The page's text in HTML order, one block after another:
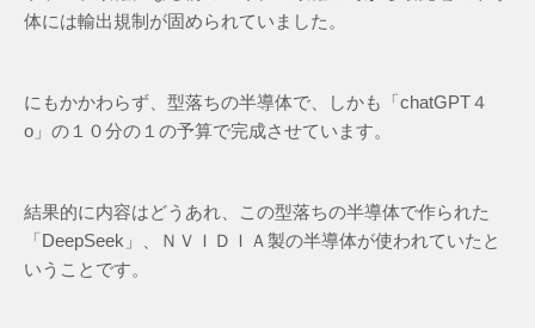
体には輸出規制が固められていました。
にもかかわらず、型落ちの半導体で、しかも「chatGPT４
o」の１０分の１の予算で完成させています。
結果的に内容はどうあれ、この型落ちの半導体で作られた
「DeepSeek」、ＮＶＩＤＩＡ製の半導体が使われていたと
いうことです。